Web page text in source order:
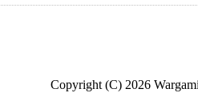
Copyright (C) 2026